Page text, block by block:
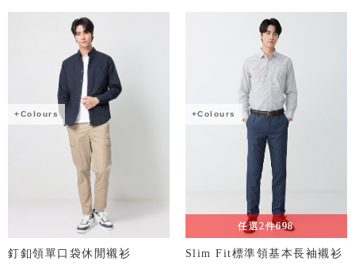
+Colours
釘釦領單口袋休閒襯衫
+Colours
任選2件698
Slim Fit標準領基本長袖襯衫